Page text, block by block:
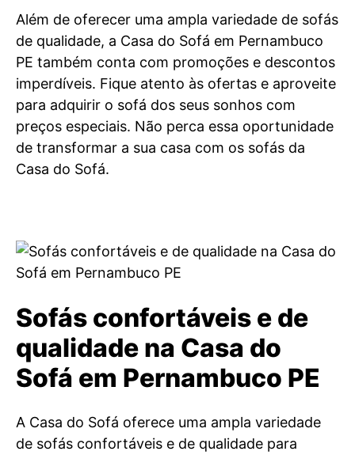
Além de oferecer uma ampla variedade de sofás
de qualidade, a Casa do Sofá em Pernambuco
PE também conta com promoções e descontos
imperdíveis. Fique atento às ofertas e aproveite
para adquirir o sofá dos seus sonhos com
preços especiais. Não perca essa oportunidade
de transformar a sua casa com os sofás da
Casa do Sofá.
Sofás confortáveis e de
qualidade na Casa do
Sofá em Pernambuco PE
A Casa do Sofá oferece uma ampla variedade
de sofás confortáveis e de qualidade para